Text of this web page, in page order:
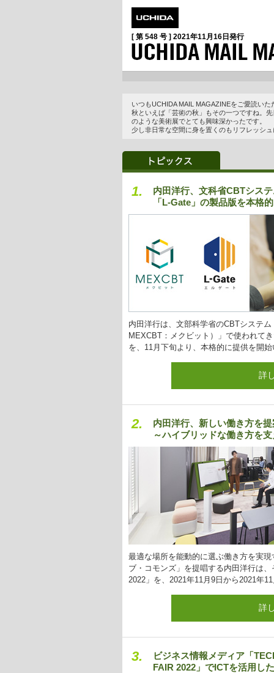
[ 第 548 号 ] 2021年11月16日 発行
いつもUCHIDA MAIL MAGAZINEをご愛読い
秋といえば「芸術の秋」もその一つですね。
のような美術展でとても興味深かったです。
少し非日常な空間に身を置くのもリフレッシ
1.
内田洋行、文科省CBTシス
「L-Gate」の製品版を本格
内田洋行は、文部科学省のCBTシステ
MEXCBT：メクビット）」で使われて
を、11月下旬より、本格的に提供を開
詳
2.
内田洋行、新しい働き方を
～ハイブリッドな働き方を
最適な場所を能動的に選ぶ働き方を実
ブ・コモンズ」を提唱する内田洋行は
2022」を、2021年11月9日から2021年
詳
3.
ビジネス情報メディア「
FAIR 2022」でICTを活用し